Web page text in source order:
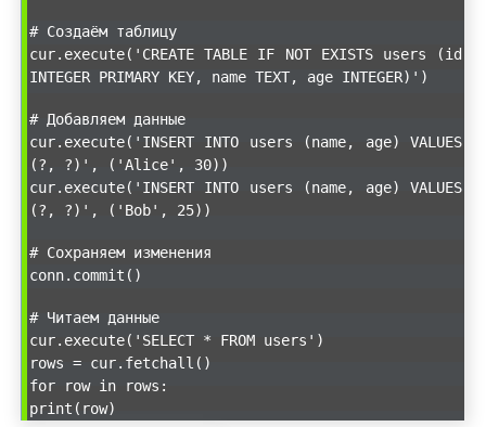
# Создаём таблицу
cur.execute('CREATE TABLE IF NOT EXISTS users (id
INTEGER PRIMARY KEY, name TEXT, age INTEGER)')
# Добавляем данные
cur.execute('INSERT INTO users (name, age) VALUES
(?, ?)', ('Alice', 30))
cur.execute('INSERT INTO users (name, age) VALUES
(?, ?)', ('Bob', 25))
# Сохраняем изменения
conn.commit()
# Читаем данные
cur.execute('SELECT * FROM users')
rows = cur.fetchall()
for row in rows:
print(row)